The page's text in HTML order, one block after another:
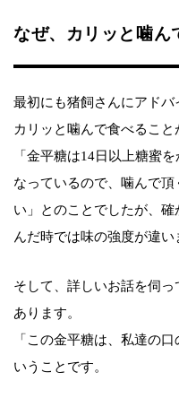
なぜ、カリッと噛ん
最初にも猪飼さんにアド
カリッと噛んで食べること
「金平糖は14日以上糖蜜
なっているので、噛んで
い」とのことでしたが、
んだ時では味の強度が違い
そして、詳しいお話を伺
あります。
「この金平糖は、私達の
いうことです。